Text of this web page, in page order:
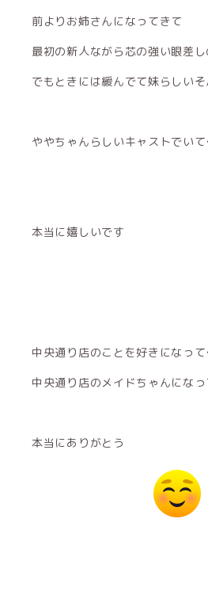
前よりお姉さんになってきて
最初の新人ながら芯の強い眼差
でもときには緩んでて妹らしいそ
ややちゃんらしいキャストでい
本当に嬉しいです
中央通り店のことを好きになっ
中央通り店のメイドちゃんにな
本当にありがとう